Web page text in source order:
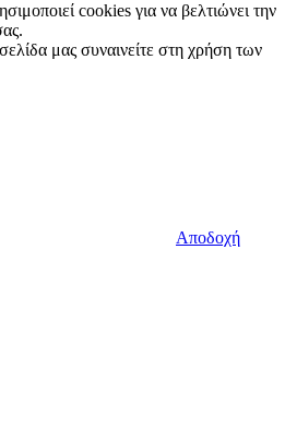
cookies για να βελτιώνει την
μας συναινείτε στη χρήση των
Αποδοχή